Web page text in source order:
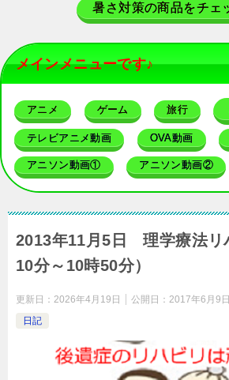
暑さ対策の商品をチェ
メインメニューです♪
アニメ ゲーム 旅行
テレビアニメ動画 OVA動画
アニソン動画① アニソン動画②
2013年11月5日 理学療法リ
10分～10時50分）
更新日： 2026年4月19日 公開日： 2017年6月9日
日記